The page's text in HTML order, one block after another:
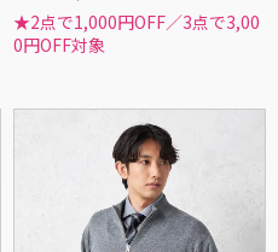
★2点で1,000円OFF／3点で3,00
0円OFF対象